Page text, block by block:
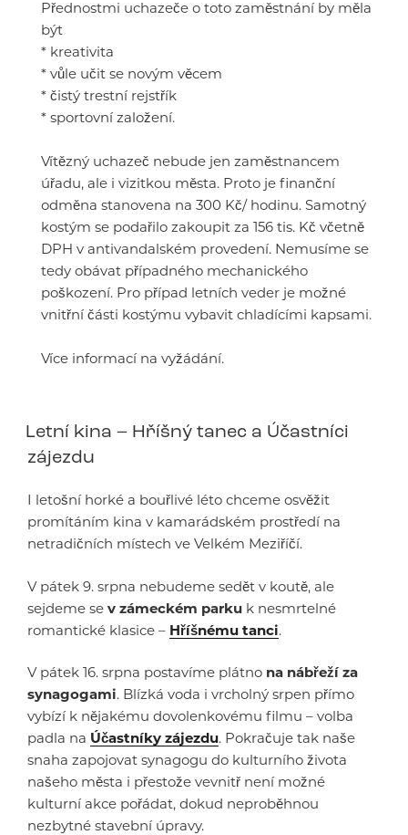
Přednostmi uchazeče o toto zaměstnání by měla
být
* kreativita
* vůle učit se novým věcem
* čistý trestní rejstřík
* sportovní založení.
Vítězný uchazeč nebude jen zaměstnancem
úřadu, ale i vizitkou města. Proto je finanční
odměna stanovena na 300 Kč/ hodinu. Samotný
kostým se podařilo zakoupit za 156 tis. Kč včetně
DPH v antivandalském provedení. Nemusíme se
tedy obávat případného mechanického
poškození. Pro případ letních veder je možné
vnitřní části kostýmu vybavit chladícími kapsami.
Více informací na vyžádání.
Letní kina – Hříšný tanec a Účastníci
zájezdu
I letošní horké a bouřlivé léto chceme osvěžit
promítáním kina v kamarádském prostředí na
netradičních místech ve Velkém Meziříčí.
V pátek 9. srpna nebudeme sedět v koutě, ale
sejdeme se v zámeckém parku k nesmrtelné
romantické klasice – Hříšnému tanci.
V pátek 16. srpna postavíme plátno na nábřeží za
synagogami. Blízká voda i vrcholný srpen přímo
vybízí k nějakému dovolenkovému filmu – volba
padla na Účastníky zájezdu. Pokračuje tak naše
snaha zapojovat synagogu do kulturního života
našeho města i přestože vevnitř není možné
kulturní akce pořádat, dokud neproběhnou
nezbytné stavební úpravy.